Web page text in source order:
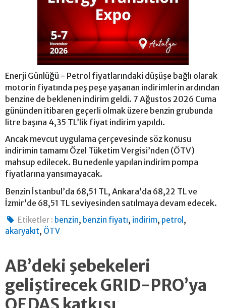
Enerji Günlüğü - Petrol fiyatlarındaki düşüşe bağlı olarak
motorin fiyatında peş peşe yaşanan indirimlerin ardından
benzine de beklenen indirim geldi. 7 Ağustos 2026 Cuma
gününden itibaren geçerli olmak üzere benzin grubunda
litre başına 4,35 TL’lik fiyat indirim yapıldı.
Ancak mevcut uygulama çerçevesinde söz konusu
indirimin tamamı Özel Tüketim Vergisi’nden (ÖTV)
mahsup edilecek. Bu nedenle yapılan indirim pompa
fiyatlarına yansımayacak.
Benzin İstanbul’da 68,51 TL, Ankara’da 68,22 TL ve
İzmir’de 68,51 TL seviyesinden satılmaya devam edecek.
Etiketler : benzin, benzin fiyatı, indirim, petrol ,
akaryakıt, ÖTV
AB’deki şebekeleri
geliştirecek GRID-PRO’ya